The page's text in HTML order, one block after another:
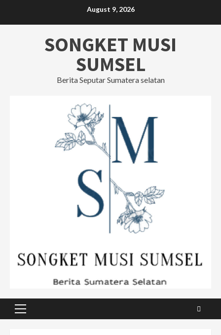
August 9, 2026
SONGKET MUSI
SUMSEL
Berita Seputar Sumatera selatan
Primary